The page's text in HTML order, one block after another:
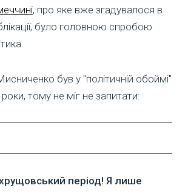
, про яке вже згадувалося в
було головною спробою
був у "політичній обоймі"
тому не міг не запитати:
період! Я лише